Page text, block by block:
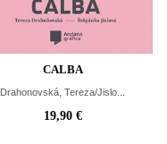
CALBA
Drahonovská, Tereza/Jislo...
19,90 €